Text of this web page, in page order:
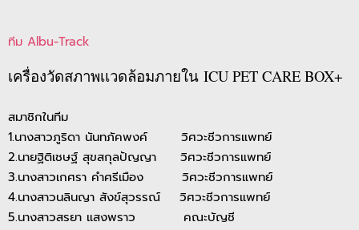
ทีม Albu-Track
เครื่องวัดสภาพเเวดล้อมภายใน ICU PET CARE BOX+
สมาชิกในทีม
1.นางสาวภูริดา นันทภัคพงค์ วิศวะชีวการแพทย์
2.นายฐิติเชษฐ์ สุขสกุลปัญญา วิศวะชีวการแพทย์
3.นางสาวเกศรา คำศรีเมือง วิศวะชีวการแพทย์
4.นางสาวนลินญา สังข์สุวรรณ์ วิศวะชีวการแพทย์
5.นางสาวสรยา แสงพราว คณะบัญชี